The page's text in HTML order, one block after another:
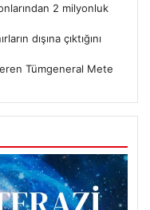
2 milyonluk
dışına çıktığını
Tümgeneral Mete